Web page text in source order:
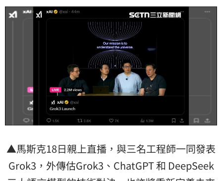
▲馬斯克18日親上直播，與三名工程師一同發表
Grok3，外傳估Grok3、ChatGPT 和 DeepSeek